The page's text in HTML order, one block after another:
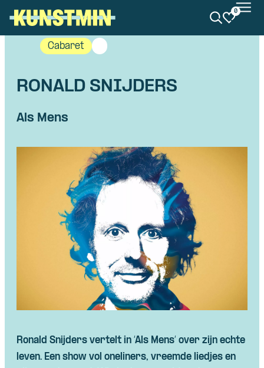
Skip navigatie
0
Cabaret
RONALD SNIJDERS
Als Mens
Ronald Snijders vertelt in ‘Als Mens’ over zijn echte
leven. Een show vol oneliners, vreemde liedjes en